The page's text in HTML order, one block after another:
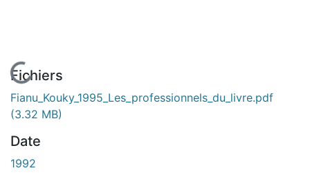
En cours de chargement...
Fichiers
Fianu_Kouky_1995_Les_professionnels_du_livre.pdf
(3.32 MB)
Date
1992